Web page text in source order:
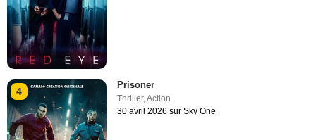
4
Prisoner
Thriller,Action
30 avril 2026 sur Sky One